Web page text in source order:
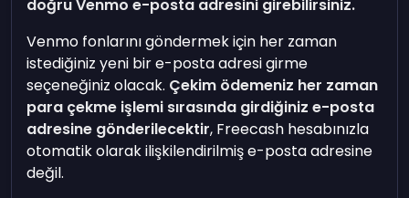
doğru Venmo e-posta adresini girebilirsiniz.
Venmo fonlarını göndermek için her zaman
istediğiniz yeni bir e-posta adresi girme
seçeneğiniz olacak. Çekim ödemeniz her zaman
para çekme işlemi sırasında girdiğiniz e-posta
adresine gönderilecektir, Freecash hesabınızla
otomatik olarak ilişkilendirilmiş e-posta adresine
değil.